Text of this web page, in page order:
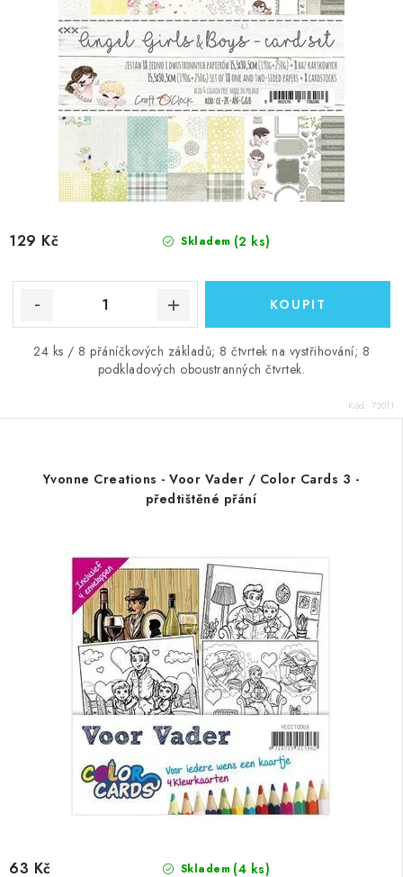
Skladem (2 ks)
129 Kč
24 ks / 8 přáníčkových základů; 8 čtvrtek na vystřihování; 8
podkladových oboustranných čtvrtek.
Kód: 73011
Yvonne Creations - Voor Vader / Color Cards 3 -
předtištěné přání
Skladem (4 ks)
63 Kč